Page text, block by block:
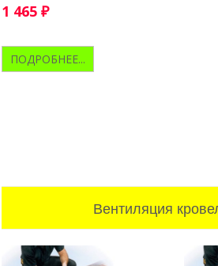
1 465 ₽
ПОДРОБНЕЕ...
Вентиляция